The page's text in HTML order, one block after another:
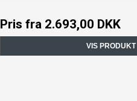
Pris fra 2.693,00 DKK
VIS PRODUKT